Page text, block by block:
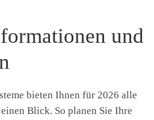
und
bieten Ihnen für 2026 alle
Blick. So planen Sie Ihre